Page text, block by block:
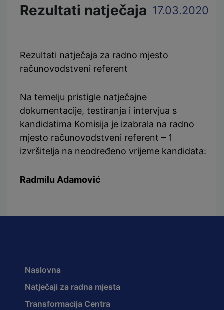
Rezultati natječaja 17.03.2020
Rezultati natječaja za radno mjesto
računovodstveni referent
Na temelju pristigle natječajne
dokumentacije, testiranja i intervjua s
kandidatima Komisija je izabrala na radno
mjesto računovodstveni referent – 1
izvršitelja na neodređeno vrijeme kandidata:
Radmilu Adamović
Naslovna
Natječaji za radna mjesta
Transformacija Centra